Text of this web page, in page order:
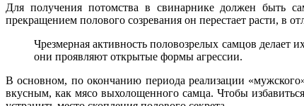
Для получения потомства в свинарнике должен быть
прекращением полового созревания он перестает расти, в
Чрезмерная активность половозрелых самцов
они проявляют открытые формы агрессии.
В основном, по окончанию периода реализации
вкусным, как мясо выхолощенного самца. Чтобы